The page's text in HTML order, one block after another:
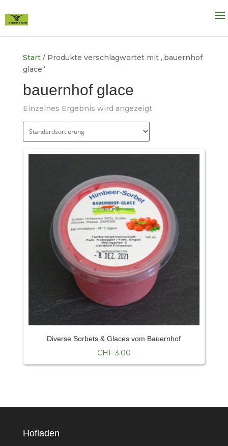
Start/ Produkte verschlagwortet mit „bauernhof
glace“
bauernhof glace
Einzelnes Ergebnis wird angezeigt
Diverse Sorbets & Glaces vom Bauernhof
CHF3.00
Hofladen